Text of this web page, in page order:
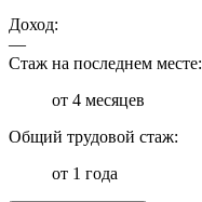
Доход:
—
Стаж на последнем месте:
от 4 месяцев
Общий трудовой стаж:
от 1 года